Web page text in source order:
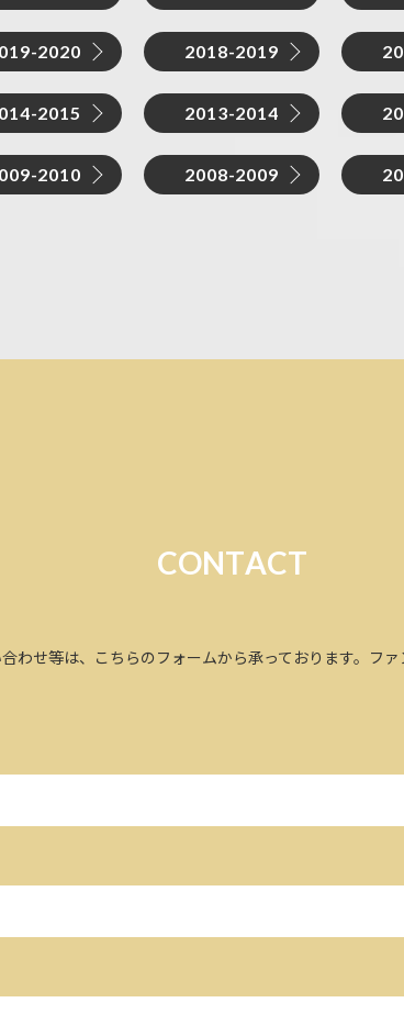
2020 2018-2019
2015 2013-2014
2010 2008-2009
CONTACT
わせ等は、こちらのフォームから承っております。 フ